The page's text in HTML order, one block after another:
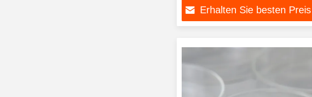
Erhalten Sie besten Preis